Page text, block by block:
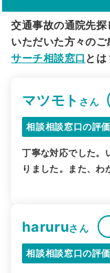
交通事故の通院先
いただいた方々の
サーチ相談窓口 とは
マツモト さん
相談相談窓口の評価
丁寧な対応でした。
りました。また、わ
haruruさん
相談相談窓口の評価